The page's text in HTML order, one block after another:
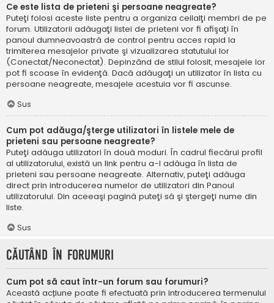
Ce este lista de prieteni şi persoane neagreate?
Puteţi folosi aceste liste pentru a organiza ceilalţi membri de pe
forum. Utilizatorii adăugaţi listei de prieteni vor fi afişaţi în
panoul dumneavoastră de control pentru acces rapid la
trimiterea mesajelor private şi vizualizarea statutului lor
(Conectat/Neconectat). Depinzând de stilul folosit, mesajele lor
pot fi scoase în evidenţă. Dacă adăugaţi un utilizator în lista cu
persoane neagreate, mesajele acestuia vor fi ascunse.
Sus
Cum pot adăuga/şterge utilizatori în listele mele de
prieteni sau persoane neagreate?
Puteţi adăuga utilizatori în două moduri. În cadrul fiecărui profil
al utilizatorului, există un link pentru a-l adăuga în lista de
prieteni sau persoane neagreate. Alternativ, puteţi adăuga
direct prin introducerea numelor de utilizatori din Panoul
utilizatorului. Din aceeaşi pagină puteţi să şi ştergeţi nume din
liste.
Sus
Căutând în forumuri
Cum pot să caut într-un forum sau forumuri?
Această acțiune poate fi efectuată prin introducerea termenului